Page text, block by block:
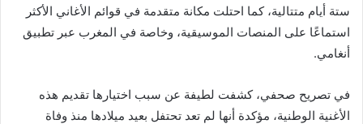
ستة أيام متتالية، كما احتلت مكانة متقدمة في قوائم الأغاني الأكثر
استماعًا على المنصات الموسيقية، وخاصة في المغرب عبر تطبيق
أنغامي.
في تصريح صحفي، كشفت لطيفة عن سبب اختيارها تقديم هذه
الأغنية الوطنية، مؤكدة أنها لم تعد تحتفل بعيد ميلادها منذ وفاة